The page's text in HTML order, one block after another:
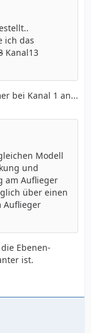
ich das
Kanal13
bei Kanal 1 an...
Modell
und
am Auflieger
über einen
Auflieger
Ebenen-
ist.